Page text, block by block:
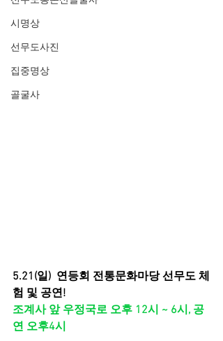
시명상
선무도사진
집중명상
골굴사
5.21(일)  연등회 전통문화마당 선무도 체
험 및 공연!
조계사 앞 우정국로 오후 12시 ~ 6시, 공
연 오후4시